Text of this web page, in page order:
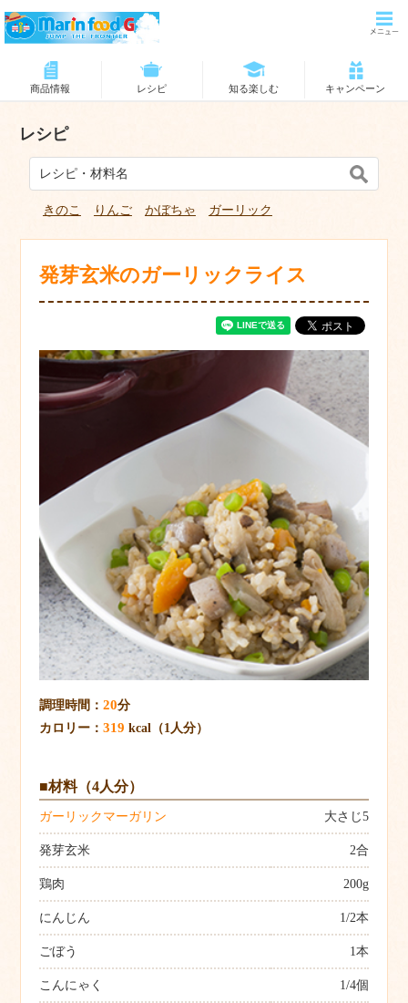
商品情報 レシピ 知る楽しむ キャンペーン
レシピ
きのこ りんご かぼちゃ ガーリック
発芽玄米のガーリックライス
調理時間： 20分
カロリー： 319 kcal（1人分）
■材料（4人分）
ガーリックマーガリン 大さじ5
発芽玄米 2合
鶏肉 200g
にんじん 1/2本
ごぼう 1本
こんにゃく 1/4個